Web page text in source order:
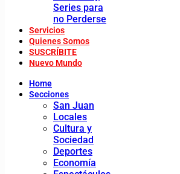
Series para
no Perderse
Servicios
Quienes Somos
SUSCRÍBITE
Nuevo Mundo
Home
Secciones
San Juan
Locales
Cultura y
Sociedad
Deportes
Economía